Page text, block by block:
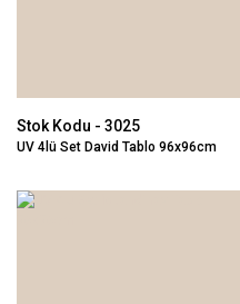
Stok Kodu - 3025
UV 4lü Set David Tablo 96x96cm